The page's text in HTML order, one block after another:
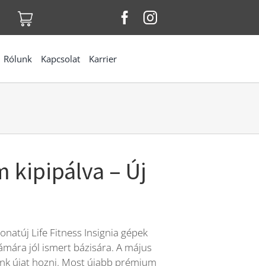
Rólunk Kapcsolat Karrier
kipipálva – Új
Life Fitness Insignia gépek
jól ismert bázisára. A május
újat hozni. Most újabb prémium